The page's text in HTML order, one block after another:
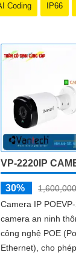
Coding IP66
VP-2220IP
30%
Camera IP
camera an ninh
công nghệ POE
Ethernet), cho